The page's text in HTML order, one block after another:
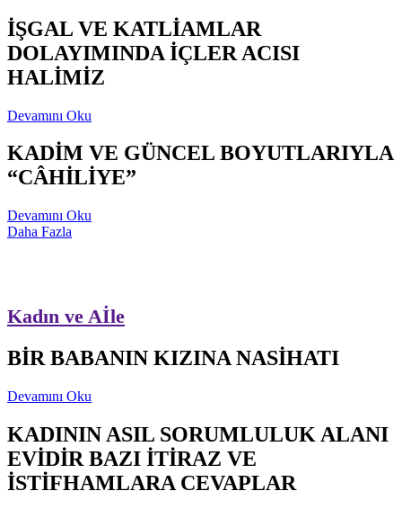
İŞGAL VE KATLİAMLAR
DOLAYIMINDA İÇLER ACISI
HALİMİZ
Devamını Oku
KADİM VE GÜNCEL BOYUTLARIYLA
“CÂHİLİYE”
Devamını Oku
Daha Fazla
Kadın ve Aİle
BİR BABANIN KIZINA NASİHATI
Devamını Oku
KADININ ASIL SORUMLULUK ALANI
EVİDİR BAZI İTİRAZ VE
İSTİFHAMLARA CEVAPLAR